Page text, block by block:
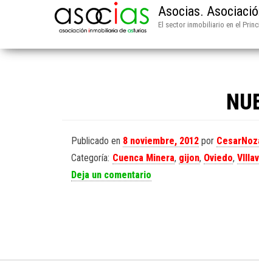
Asocias.
El sector inmobiliario en el
Publicado en 8 noviembre, 2012 por
Categoría: Cuenca Minera, gijon, Oviedo,
Deja un comentario